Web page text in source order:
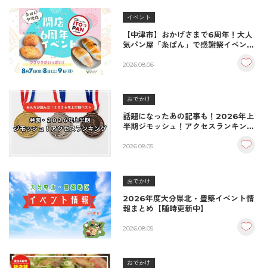
イベント
【中津市】おかげさまで6周年！大人
気パン屋「糸ぱん」で感謝祭イベント
♪（8/7〜8/9）
2026.08.06
おでかけ
話題になったあの記事も！2026年上
半期ジモッシュ！アクセスランキング
2026.08.05
おでかけ
2026年度大分県北・豊築イベント情
報まとめ【随時更新中】
2026.08.05
おでかけ